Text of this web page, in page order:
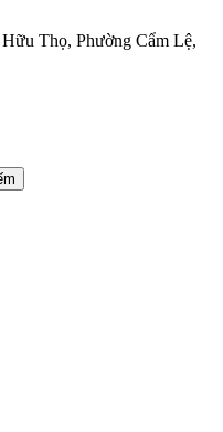
Thọ, Phường Cẩm Lệ,